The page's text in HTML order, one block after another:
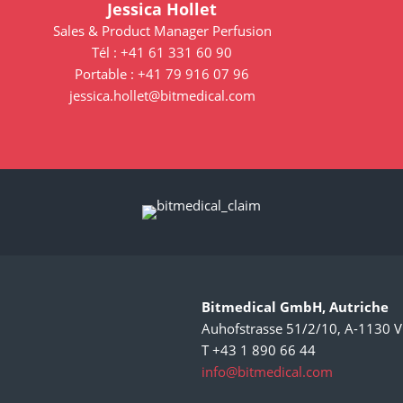
Jessica Hollet
Sales & Product Manager Perfusion
Tél : +41 61 331 60 90
Portable : +41 79 916 07 96
jessica.hollet@bitmedical.com
Bitmedical GmbH, Autriche
Auhofstrasse 51/2/10, A-1130
T +43 1 890 66 44
info@bitmedical.com